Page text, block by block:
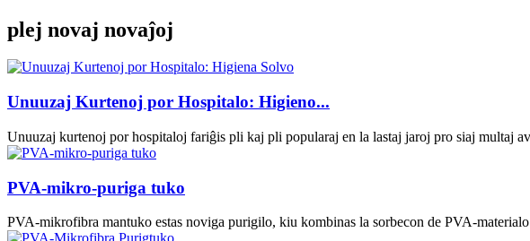
plej novaj novaĵoj
Unuuzaj Kurtenoj por Hospitalo: Higieno...
Unuuzaj kurtenoj por hospitaloj fariĝis pli kaj pli popularaj en la lastaj jaroj pro siaj multaj
PVA-mikro-puriga tuko
PVA-mikrofibra mantuko estas noviga purigilo, kiu kombinas la sorbecon de PVA-